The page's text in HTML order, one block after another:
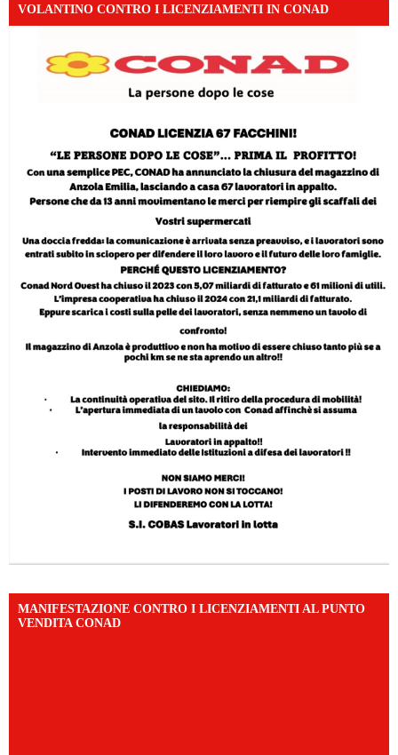
VOLANTINO CONTRO I LICENZIAMENTI IN CONAD
MANIFESTAZIONE CONTRO I LICENZIAMENTI AL PUNTO
VENDITA CONAD